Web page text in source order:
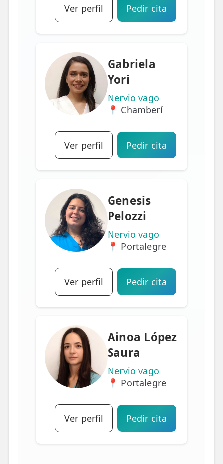
Ver perfil Pedir cita
Gabriela
Yori
Nervio vago
📍 Chamberí
Ver perfil Pedir cita
Genesis
Pelozzi
Nervio vago
📍 Portalegre
Ver perfil Pedir cita
Ainoa López
Saura
Nervio vago
📍 Portalegre
Ver perfil Pedir cita